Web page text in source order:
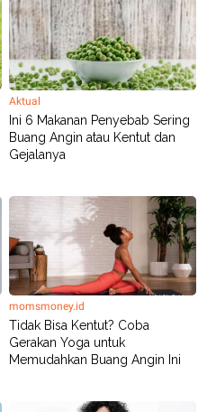
Aktual
Ini 6 Makanan Penyebab Sering
Buang Angin atau Kentut dan
Gejalanya
momsmoney.id
Tidak Bisa Kentut? Coba
Gerakan Yoga untuk
Memudahkan Buang Angin Ini